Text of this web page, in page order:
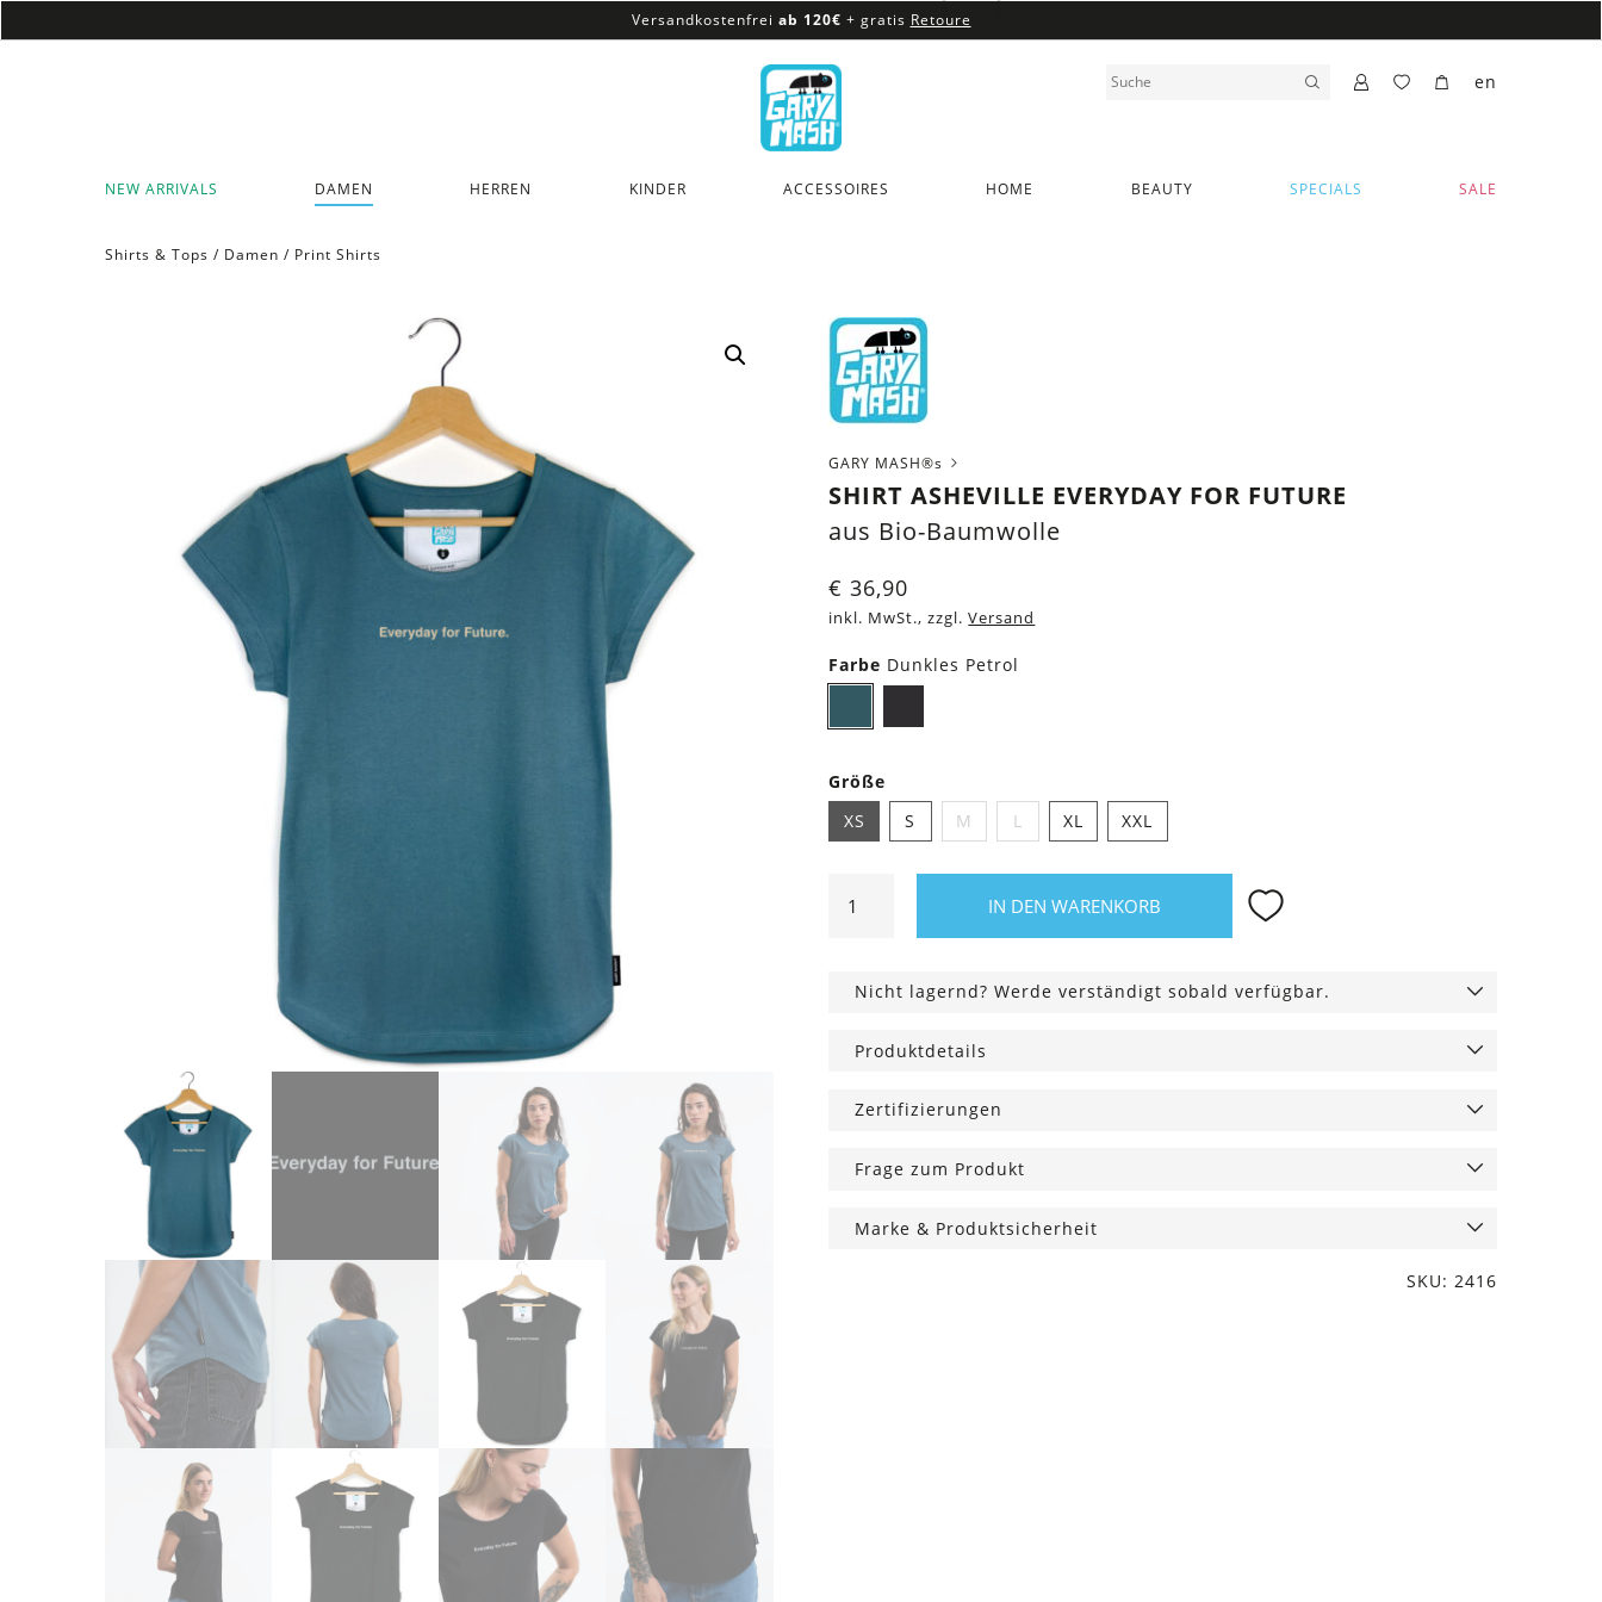
Versandkostenfrei ab 120€ + gratis Retoure
Versandkostenfreiab 120€
NEW ARRIVALS DAMEN HERREN KINDER ACCESSOIRES HOME BEAUTY SPECIALS SALE
en
Shirts & Tops / Damen / Print Shirts
GARY MASH®s
SHIRT ASHEVILLE EVERYDAY FOR FUTURE
aus Bio-Baumwolle
€ 36,90
inkl. MwSt., zzgl. Versand
Farbe Dunkles Petrol
Petrol
Größe
XS
S M L XL XXL
Asheville
Future
IN DEN WARENKORB
Nicht lagernd? Werde verständigt sobald verfügbar.
Produktdetails
Zertifizierungen
Frage zum Produkt
Marke & Produktsicherheit
SKU: 2416